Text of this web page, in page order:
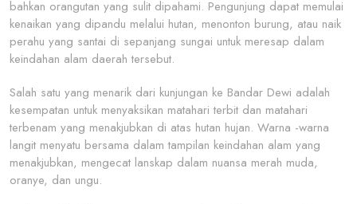
bahkan orangutan yang sulit dipahami. Pengunjung dapat memulai
kenaikan yang dipandu melalui hutan, menonton burung, atau naik
perahu yang santai di sepanjang sungai untuk meresap dalam
keindahan alam daerah tersebut.
Salah satu yang menarik dari kunjungan ke Bandar Dewi adalah
kesempatan untuk menyaksikan matahari terbit dan matahari
terbenam yang menakjubkan di atas hutan hujan. Warna -warna
langit menyatu bersama dalam tampilan keindahan alam yang
menakjubkan, mengecat lanskap dalam nuansa merah muda,
oranye, dan ungu.